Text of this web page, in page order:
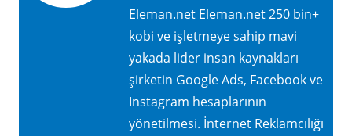
Eleman.net Eleman.net 250 bin+
kobi ve işletmeye sahip mavi
yakada lider insan kaynakları
şirketin Google Ads, Facebook ve
Instagram hesaplarının
yönetilmesi. İnternet Reklamcılığı